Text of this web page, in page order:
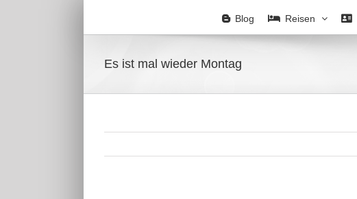
Blog Reisen
Es ist mal wieder Montag